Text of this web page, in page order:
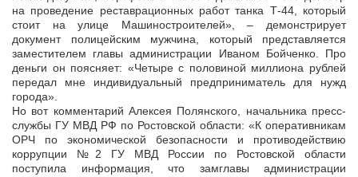
на проведение реставрационных работ танка Т-44, который
стоит на улице Машиностроителей», – демонстрирует
документ полицейским мужчина, который представляется
заместителем главы администрации Иваном Бойченко. Про
деньги он поясняет: «Четыре с половиной миллиона рублей
передал мне индивидуальный предприниматель для нужд
города».
Но вот комментарий Алексея Полянского, начальника пресс-
службы ГУ МВД РФ по Ростовской области: «К оперативникам
ОРЧ по экономической безопасности и противодействию
коррупции №2 ГУ МВД России по Ростовской области
поступила информация, что замглавы администрации